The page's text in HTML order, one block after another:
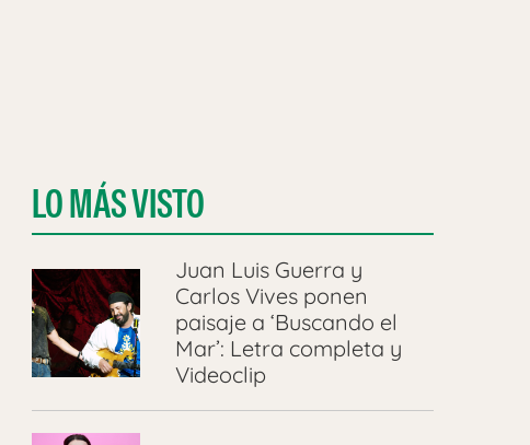
LO MÁS VISTO
Juan Luis Guerra y
Carlos Vives ponen
paisaje a ‘Buscando el
Mar’: Letra completa y
Videoclip